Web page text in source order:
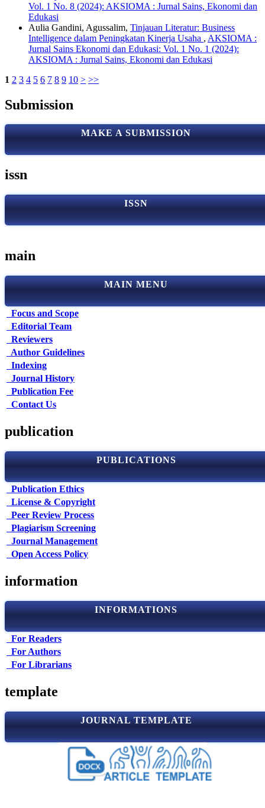
Vol. 1 No. 8 (2024): AKSIOMA : Jurnal Sains, Ekonomi dan
Edukasi
Aulia Gandini, Agussalim, Tinjauan Literatur: Business
Intelligence dalam Peningkatan Kinerja Usaha , AKSIOMA :
Jurnal Sains Ekonomi dan Edukasi: Vol. 1 No. 1 (2024):
AKSIOMA : Jurnal Sains, Ekonomi dan Edukasi
1 2 3 4 5 6 7 8 9 10 > >>
Submission
MAKE A SUBMISSION
issn
ISSN
main
MAIN MENU
Focus and Scope
Editorial Team
Reviewers
Author Guidelines
Indexing
Journal History
Publication Fee
Contact Us
publication
PUBLICATIONS
Publication Ethics
License & Copyright
Peer Review Process
Plagiarism Screening
Journal Management
Open Access Policy
information
INFORMATIONS
For Readers
For Authors
For Librarians
template
JOURNAL TEMPLATE